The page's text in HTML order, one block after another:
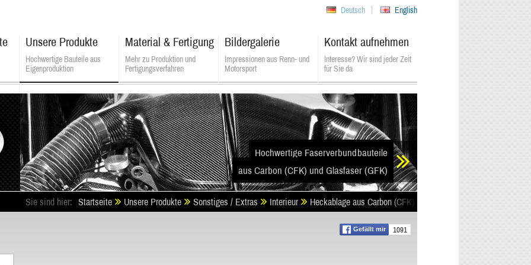
Deutsch English
Unsere Produkte
Hochwertige Bauteile aus
Eigenproduktion
Material & Fertigung
Mehr zu Produktion und
Fertigungsverfahren
Bildergalerie
Impressionen aus Renn- und
Motorsport
Kontakt aufnehmen
Interesse? Wir sind jeder Zeit
für Sie da
ALSATEK - Composite Technologies
Hochwertige Faserverbundbauteile
aus Carbon (CFK) und Glasfaser (GFK)
Gefällt mir 1091
Sie sind hier: Startseite Unsere Produkte Sonstiges / Extras Interieur Heckablage aus Carbon (CFK)